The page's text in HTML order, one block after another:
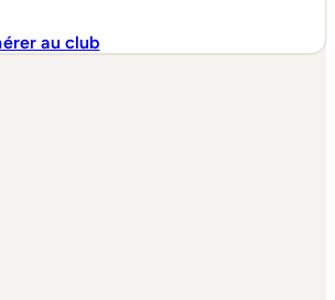
au club